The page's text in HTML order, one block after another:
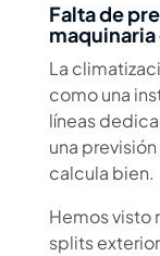
Falta de
La
como una
líneas
una
calcula bien.
Hemos visto
splits